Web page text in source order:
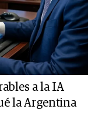
a la IA
la Argentina